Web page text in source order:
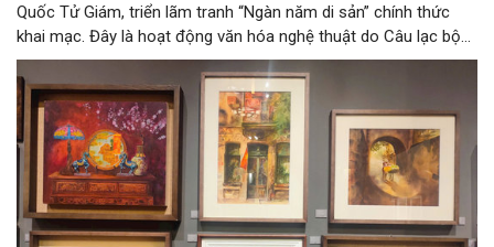
Quốc Tử Giám, triển lãm tranh “Ngàn năm di sản” chính thức
khai mạc. Đây là hoạt động văn hóa nghệ thuật do Câu lạc bộ
Tôi Vẽ phối hợp cùng Trung tâm hoạt động Văn hóa Khoa học
Văn Miếu - Quốc Tử Giám tổ chức, chào mừng 950 năm Quốc
Tử Giám (1076-2026) và hướng tới kỷ niệm 81 năm Quốc khánh
nước Cộng hòa xã hội chủ nghĩa Việt Nam.